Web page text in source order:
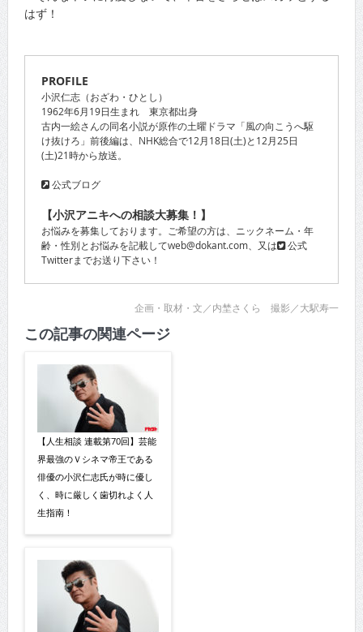
はず！
PROFILE
小沢仁志（おざわ・ひとし）
1962年6月19日生まれ 東京都出身
古内一絵さんの同名小説が原作の土曜ドラマ「風の向こうへ駆
け抜けろ」前後編は、NHK総合で12月18日(土)と12月25日
(土)21時から放送。
公式ブログ
【小沢アニキへの相談大募集！】
お悩みを募集しております。ご希望の方は、ニックネーム・年
齢・性別とお悩みを記載してweb@dokant.com、又は
公式
Twitterまでお送り下さい！
企画・取材・文／内埜さくら 撮影／大駅寿一
この記事の関連ページ
【人生相談 連載第70回】芸能
界最強のＶシネマ帝王である
俳優の小沢仁志氏が時に優し
く、時に厳しく歯切れよく人
生指南！